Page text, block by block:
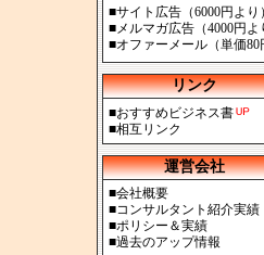
■サイト広告（6000円より）
■メルマガ広告（4000円よ
■オファーメール（単価80
リンク
■おすすめビジネス書
■相互リンク
運営会社
■会社概要
■コンサルタント紹介実績
■ポリシー＆実績
■過去のアップ情報